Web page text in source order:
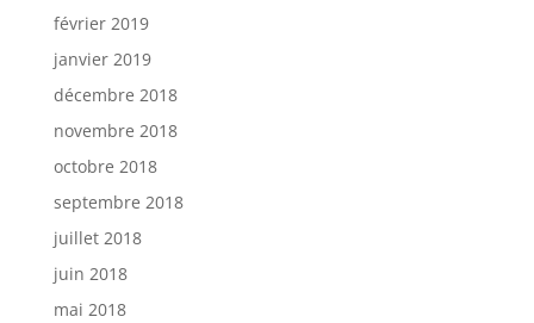
février 2019
janvier 2019
décembre 2018
novembre 2018
octobre 2018
septembre 2018
juillet 2018
juin 2018
mai 2018